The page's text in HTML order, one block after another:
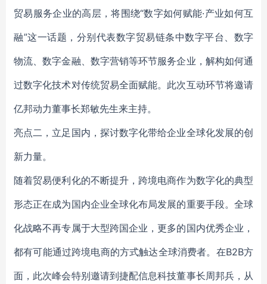
贸易服务企业的高层，将围绕“数字如何赋能·产业如何互
融”这一话题，分别代表数字贸易链条中数字平台、数字
物流、数字金融、数字营销等环节服务企业，解构如何通
过数字化技术对传统贸易全面赋能。此次互动环节将邀请
亿邦动力董事长郑敏先生来主持。
亮点二，立足国内，探讨数字化带给企业全球化发展的创
新力量。
随着贸易便利化的不断提升，跨境电商作为数字化的典型
形态正在成为国内企业全球化布局发展的重要手段。全球
化战略不再专属于大型跨国企业，更多的国内优秀企业，
都有可能通过跨境电商的方式触达全球消费者。在B2B方
面，此次峰会特别邀请到捷配信息科技董事长周邦兵，从